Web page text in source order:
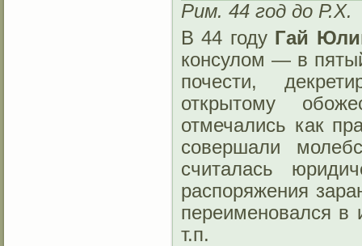
Рим. 44 год до Р.Х.
В 44 году Гай
консулом — в
почести,
открытому
отмечались как
совершали
считалась
распоряжения
переименовался
т.п.